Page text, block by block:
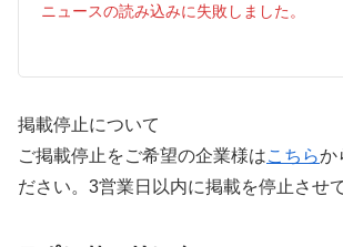
ニュースの読み込みに失敗しました。
掲載停止について
ご掲載停止をご希望の企業様はこちらか
ださい。3営業日以内に掲載を停止させ